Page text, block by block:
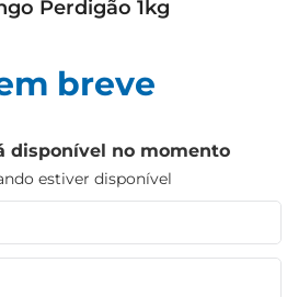
Perdigão 1kg
breve
disponível no momento
estiver disponível